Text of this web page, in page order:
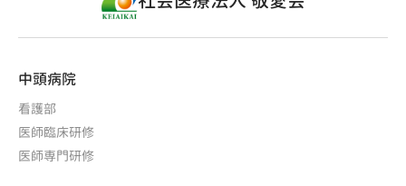
中頭病院
看護部
医師臨床研修
医師専門研修